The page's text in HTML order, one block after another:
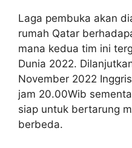
Laga pembuka akan
rumah Qatar
mana kedua tim ini
Dunia 2022.
November 2022
jam 20.00Wib
siap untuk bertarung
berbeda.